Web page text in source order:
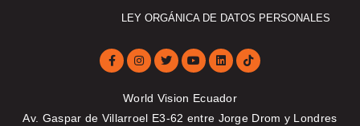
LEY ORGÁNICA DE DATOS PERSONALES
World Vision Ecuador
Av. Gaspar de Villarroel E3-62 entre Jorge Drom y Londres